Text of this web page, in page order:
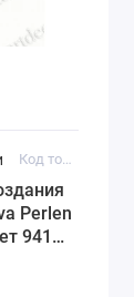
Код товара: 116294101
Perlen
941